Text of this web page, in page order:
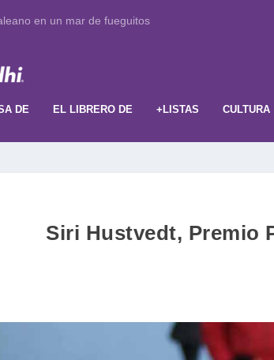
en un mar de fueguitos
DE EL LIBRERO DE +LISTAS CULTURA
Siri Hustvedt, Premio